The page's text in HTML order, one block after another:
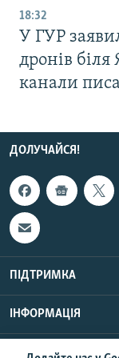
18:32
У ГУР
дронів
канали
ДОЛУЧАЙСЯ!
ПІДТРИМКА
ІНФОРМАЦІЯ